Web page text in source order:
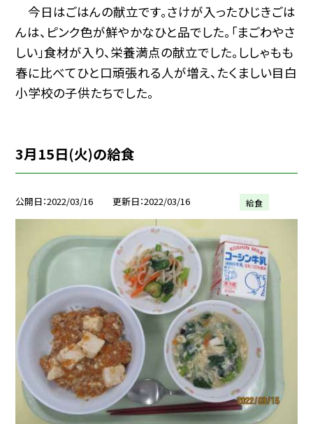
今日はごはんの献立です。さけが入ったひじきごは
んは、ピンク色が鮮やかなひと品でした。「まごわやさ
しい」食材が入り、栄養満点の献立でした。ししゃもも
春に比べてひと口頑張れる人が増え、たくましい目白
小学校の子供たちでした。
3月15日(火)の給食
公開日 2022/03/16 更新日 2022/03/16 給食